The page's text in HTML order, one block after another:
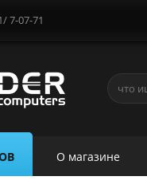
7-07-71
О магазине